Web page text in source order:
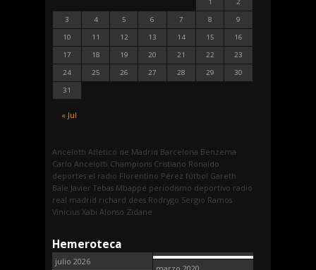
« Jul
3
4 5 6 7 8
9
10
11 12 13 14 15
16
17
18 19 20 21 22
23
24
25 26 27 28 29
30
31
Ancelotti Atletico de Madrid Barcelona Benzema
Carlo Ancelotti Champions Cristiano Ronaldo
deportes el radio Florentino Pérez fútbol Gareth
Bale Javier Tebas Mbappe periodismo deportivo radio
real madrid richard dees Rodrygo Sergio Ramos
Vinicius Xabi Alonso Zidane
Hemeroteca
julio 2026